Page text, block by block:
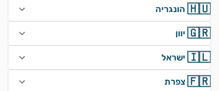
🇭🇺הונגריה
🇬🇷יוון
🇮🇱ישראל
🇫🇷צפרת